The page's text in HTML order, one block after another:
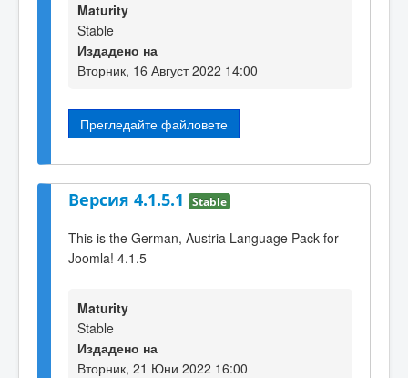
Maturity
Stable
Издадено на
Вторник, 16 Август 2022 14:00
Прегледайте файловете
Версия 4.1.5.1 Stable
This is the German, Austria Language Pack for
Joomla! 4.1.5
Maturity
Stable
Издадено на
Вторник, 21 Юни 2022 16:00